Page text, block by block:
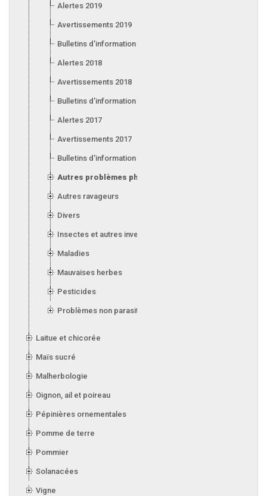
Alertes 2019
Avertissements 2019
Bulletins d'information 2019
Alertes 2018
Avertissements 2018
Bulletins d'information 2018
Alertes 2017
Avertissements 2017
Bulletins d'information 2017
Autres problèmes phytosanitaires
Autres ravageurs
Divers
Insectes et autres invertébrés
Maladies
Mauvaises herbes
Pesticides
Problèmes non parasitaires
Laitue et chicorée
Maïs sucré
Malherbologie
Oignon, ail et poireau
Pépinières ornementales
Pomme de terre
Pommier
Solanacées
Vigne